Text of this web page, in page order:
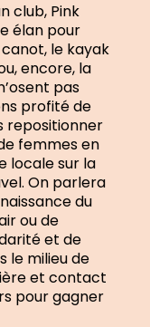
club, Pink
élan pour
le kayak
encore, la
pas
profité de
repositionner
femmes en
locale sur la
On parlera
du
ou de
et de
le milieu de
et contact
pour gagner